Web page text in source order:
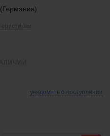
(Германия)
уведомить о поступлении